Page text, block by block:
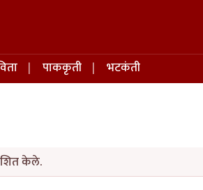
पाककृती
भटकंती
केले.